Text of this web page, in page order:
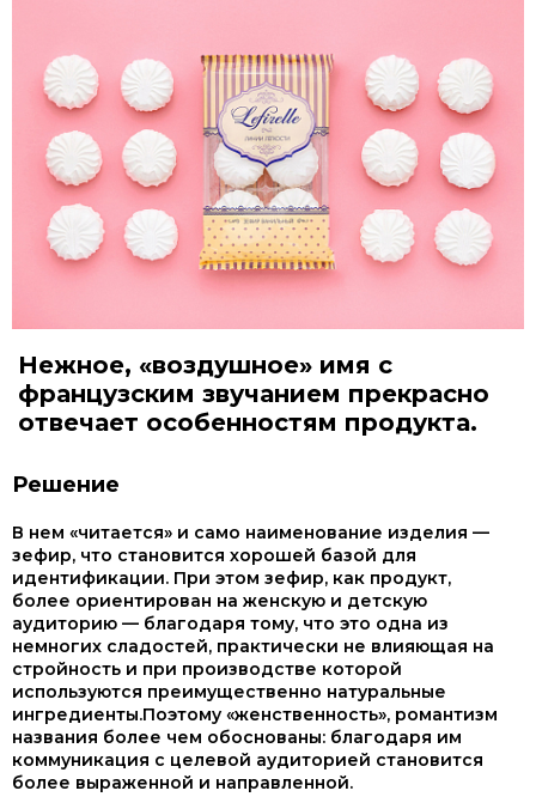
Нежное, «воздушное» имя с
французским звучанием прекрасно
отвечает особенностям продукта.
Решение
В нем «читается» и само наименование изделия —
зефир, что становится хорошей базой для
идентификации. При этом зефир, как продукт,
более ориентирован на женскую и детскую
аудиторию — благодаря тому, что это одна из
немногих сладостей, практически не влияющая на
стройность и при производстве которой
используются преимущественно натуральные
ингредиенты.Поэтому «женственность», романтизм
названия более чем обоснованы: благодаря им
коммуникация с целевой аудиторией становится
более выраженной и направленной.